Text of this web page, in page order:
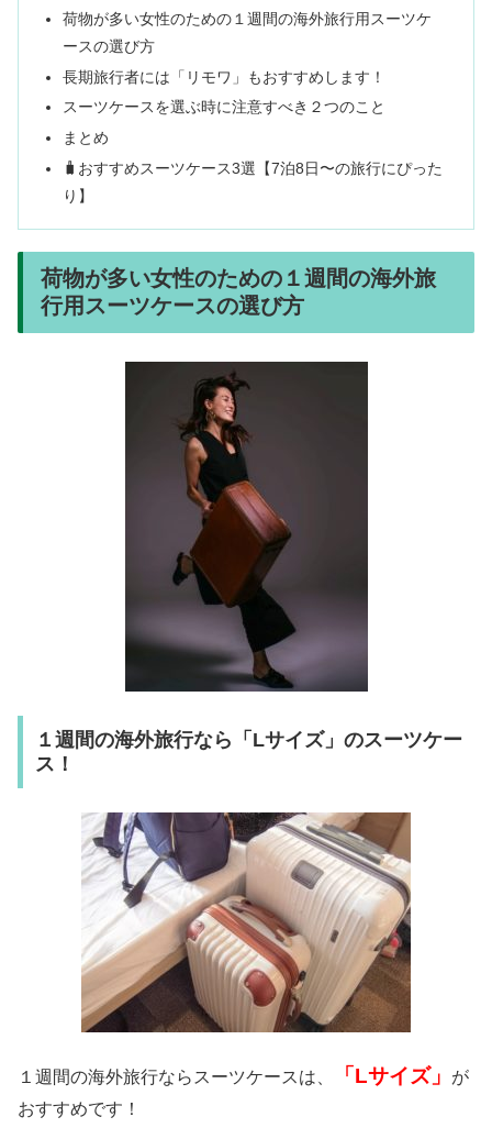
荷物が多い女性のための１週間の海外旅行用スーツケ
ースの選び方
長期旅行者には「リモワ」もおすすめします！
スーツケースを選ぶ時に注意すべき２つのこと
まとめ
🧳おすすめスーツケース3選【7泊8日〜の旅行にぴった
り】
荷物が多い女性のための１週間の海外旅
行用スーツケースの選び方
１週間の海外旅行なら「Lサイズ」のスーツケー
ス！
１週間の海外旅行ならスーツケースは、 「Lサイズ」
が
おすすめです！